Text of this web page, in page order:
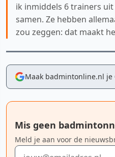
ik inmiddels 6 trainers
samen. Ze hebben
zou zeggen: dat maakt
Maak badmintonline.nl je
Mis geen
Meld je aan voor de
E-mailadres